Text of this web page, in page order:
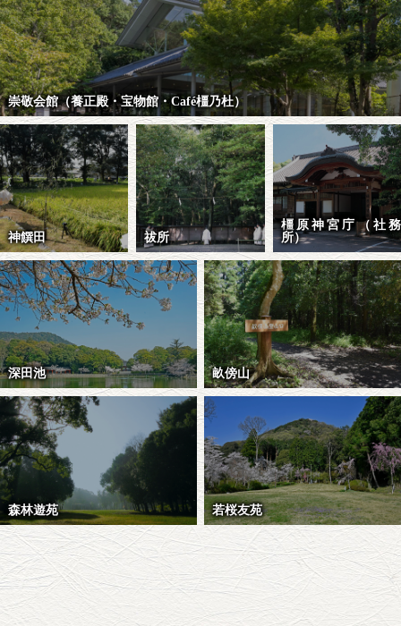
崇敬会館（養正殿・宝物館・Café橿乃杜）
神饌田 祓所
橿原神宮庁（社務
所）
深田池 畝傍山
森林遊苑 若桜友苑